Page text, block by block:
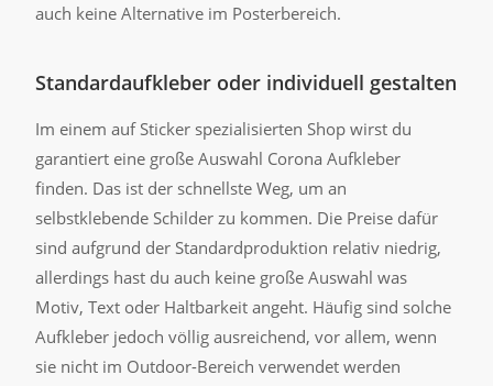
auch keine Alternative im Posterbereich.
Standardaufkleber oder individuell gestalten
Im einem auf Sticker spezialisierten Shop wirst du
garantiert eine große Auswahl Corona Aufkleber
finden. Das ist der schnellste Weg, um an
selbstklebende Schilder zu kommen. Die Preise dafür
sind aufgrund der Standardproduktion relativ niedrig,
allerdings hast du auch keine große Auswahl was
Motiv, Text oder Haltbarkeit angeht. Häufig sind solche
Aufkleber jedoch völlig ausreichend, vor allem, wenn
sie nicht im Outdoor-Bereich verwendet werden